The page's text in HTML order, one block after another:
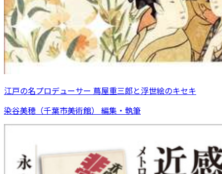
江戸の名プロデューサー 蔦屋重三郎と浮世絵のキセキ
染谷美穂（千葉市美術館） 編集・執筆